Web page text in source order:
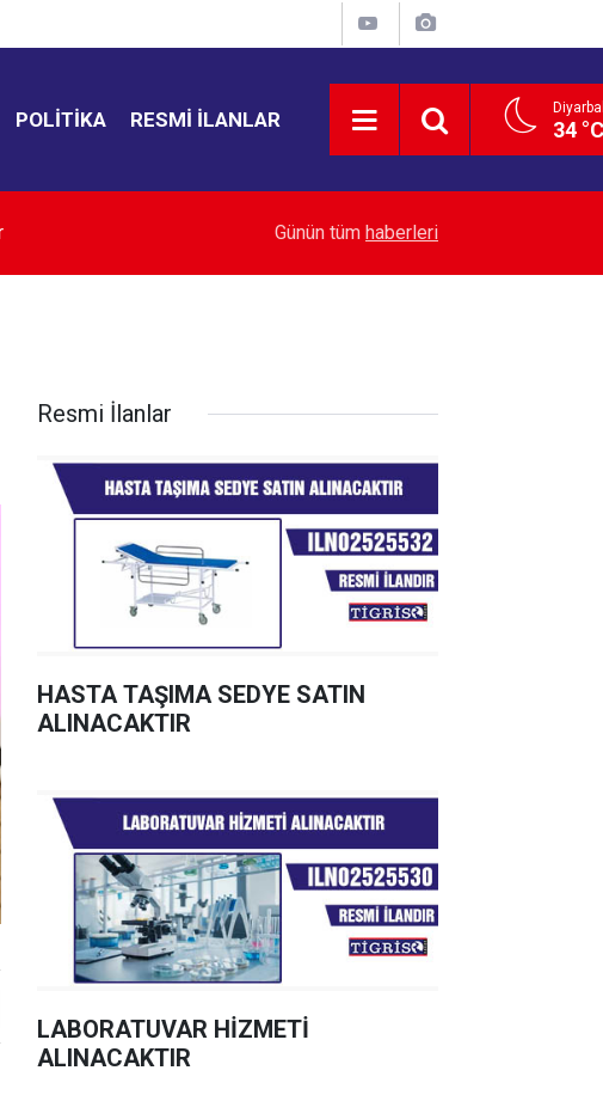
POLITIKA RESMI İLANLAR 34
MHP'li Feti Yıldız Abdullah Öcalan'ın çağrısını
Günün tüm haberleri
Resmi İlanlar
HASTA TAŞIMA SEDYE SATIN
ALINACAKTIR
LABORATUVAR HİZMETİ
ALINACAKTIR